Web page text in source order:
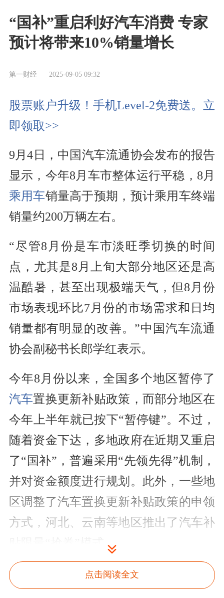
“国补”重启利好汽车消费 专家
预计将带来10%销量增长
第一财经 2025-09-05 09:32
股票账户升级！手机Level-2免费送。立
即领取>>
9月4日，中国汽车流通协会发布的报告
显示，今年8月车市整体运行平稳，8月
乘用车销量高于预期，预计乘用车终端
销量约200万辆左右。
“尽管8月份是车市淡旺季切换的时间
点，尤其是8月上旬大部分地区还是高
温酷暑，甚至出现极端天气，但8月份
市场表现环比7月份的市场需求和日均
销量都有明显的改善。”中国汽车流通
协会副秘书长郎学红表示。
今年8月份以来，全国多个地区暂停了
汽车置换更新补贴政策，而部分地区在
今年上半年就已按下“暂停键”。不过，
随着资金下达，多地政府在近期又重启
了“国补”，普遍采用“先领先得”机制，
并对资金额度进行规划。此外，一些地
区调整了汽车置换更新补贴政策的申领
方式，河北、云南等地区推出了汽车补
贴限量“抢券”模式。
郎学红表示，新一批补贴资金到位后，
有20%的地区的“国补”政策出现了收紧
点击阅读全文